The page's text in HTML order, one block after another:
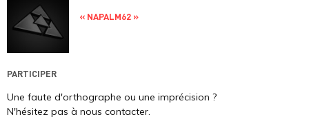
« NAPALM62 »
PARTICIPER
Une faute d'orthographe ou une imprécision ?
N'hésitez pas à nous contacter.